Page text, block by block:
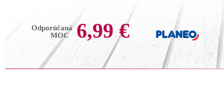
Odporúčaná
MOC
6,99 €